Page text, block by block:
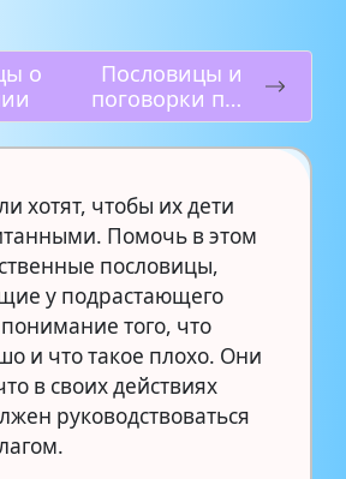
о
Пословицы и
поговорки про
волка
хотят, чтобы их дети
Помочь в этом
пословицы,
у подрастающего
того, что
и что такое плохо. Они
в своих действиях
руководствоваться